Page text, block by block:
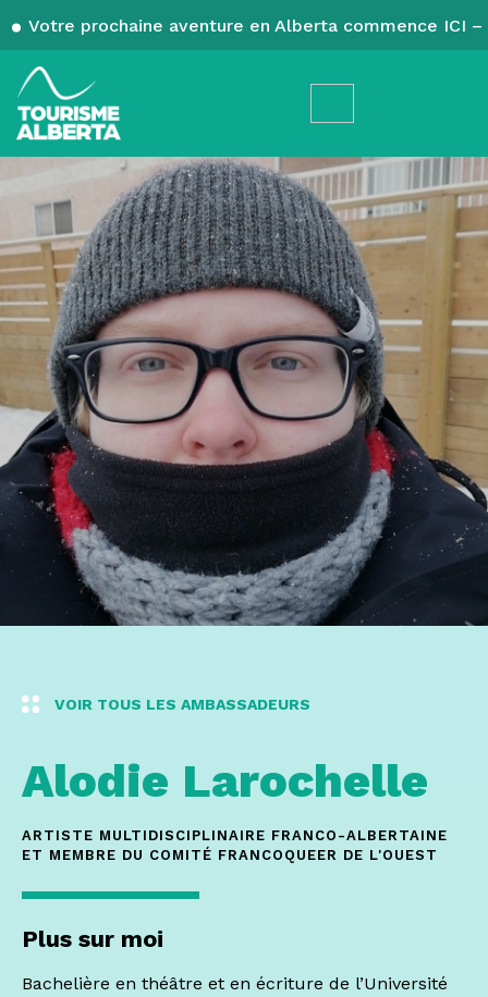
Votre prochaine aventure en Alberta commence ICI
VOIR TOUS LES AMBASSADEURS
Alodie Larochelle
ARTISTE MULTIDISCIPLINAIRE FRANCO-ALBERTAINE
ET MEMBRE DU COMITÉ FRANCOQUEER DE L'OUEST
Plus sur moi
Bachelière en théâtre et en écriture de l’Université